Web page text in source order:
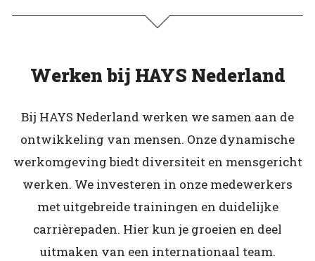
Werken bij HAYS Nederland
Bij HAYS Nederland werken we samen aan de
ontwikkeling van mensen. Onze dynamische
werkomgeving biedt diversiteit en mensgericht
werken. We investeren in onze medewerkers
met uitgebreide trainingen en duidelijke
carrièrepaden. Hier kun je groeien en deel
uitmaken van een internationaal team.